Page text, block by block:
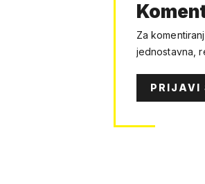
Za
jednostavna,
PRIJAVI